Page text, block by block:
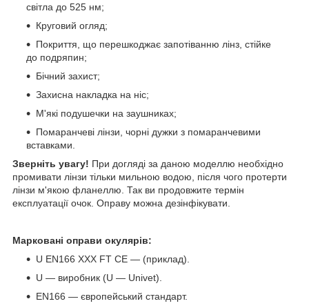
світла до 525 нм;
Круговий огляд;
Покриття, що перешкоджає запотіванню лінз, стійке
до подряпин;
Бічний захист;
Захисна накладка на ніс;
М'які подушечки на заушниках;
Помаранчеві лінзи, чорні дужки з помаранчевими
вставками.
Зверніть увагу! При догляді за даною моделлю необхідно
промивати лінзи тільки мильною водою, після чого протерти
лінзи м'якою фланеллю. Так ви продовжите термін
експлуатації очок. Оправу можна дезінфікувати.
Марковані оправи окулярів:
U EN166 XXX FT CE — (приклад).
U — виробник (U — Univet).
EN166 — європейський стандарт.